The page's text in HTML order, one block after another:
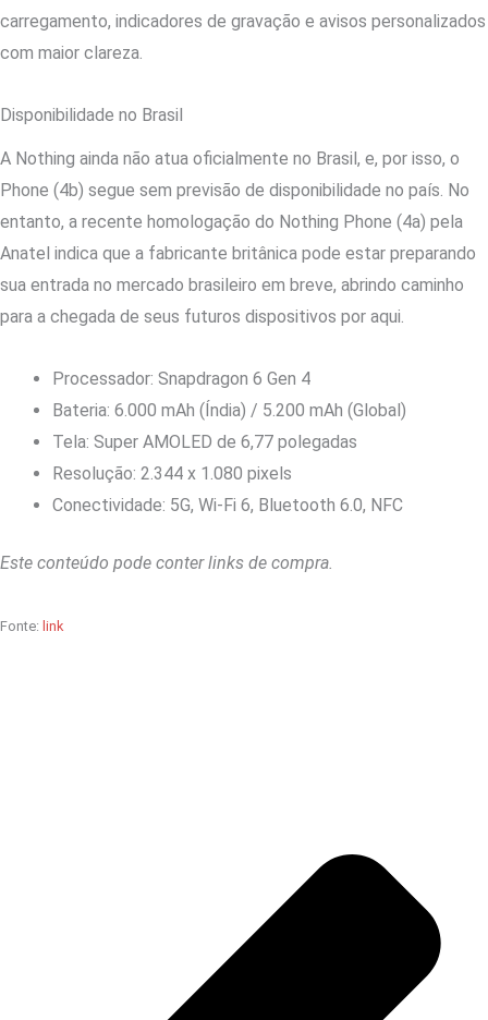
carregamento, indicadores de gravação e avisos personalizados
com maior clareza.
Disponibilidade no Brasil
A Nothing ainda não atua oficialmente no Brasil, e, por isso, o
Phone (4b) segue sem previsão de disponibilidade no país. No
entanto, a recente homologação do Nothing Phone (4a) pela
Anatel indica que a fabricante britânica pode estar preparando
sua entrada no mercado brasileiro em breve, abrindo caminho
para a chegada de seus futuros dispositivos por aqui.
Processador: Snapdragon 6 Gen 4
Bateria: 6.000 mAh (Índia) / 5.200 mAh (Global)
Tela: Super AMOLED de 6,77 polegadas
Resolução: 2.344 x 1.080 pixels
Conectividade: 5G, Wi-Fi 6, Bluetooth 6.0, NFC
Este conteúdo pode conter links de compra.
Fonte: link